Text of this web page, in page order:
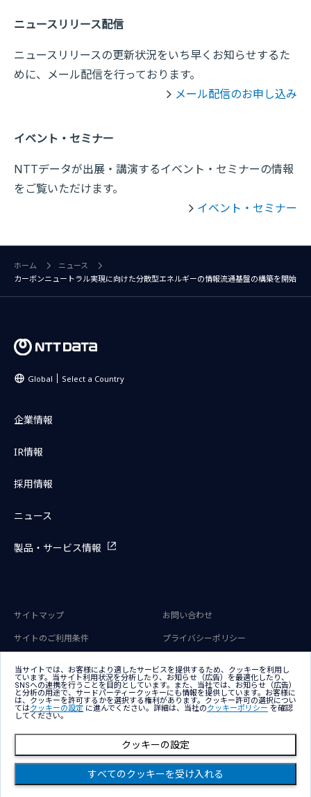
ニュースリリース配信
ニュースリリースの更新状況をいち早くお知らせするた
めに、メール配信を行っております。
メール配信のお申し込み
イベント・セミナー
NTTデータが出展・講演するイベント・セミナーの情報
をご覧いただけます。
イベント・セミナー
ホーム
ニュース
カーボンニュートラル実現に向けた分散型エネルギーの情報流通基盤の構築を開始
Global Select a Country
企業情報
IR情報
採用情報
ニュース
製品・サービス情報
サイトマップ
お問い合わせ
サイトのご利用条件
プライバシーポリシー
クッキー（Cookie）プリファレン
ス
Copyright © NTT DATA Group Corporation
当サイトでは、お客様により適したサービスを提供するため、クッキーを利用し
ています。当サイト利用状況を分析したり、お知らせ（広告）を最適化したり、
SNSへの連携を行うことを目的としています。また、当社では、お知らせ（広告）
と分析の用途で、サードパーティークッキーにも情報を提供しています。お客様に
は、クッキーを許可するかを選択する権利があります。クッキー許可の選択につい
てはクッキーの設定 に進んでください。詳細は、当社のクッキーポリシー を確認
してください。
すべてのクッキーを受け入れる
クッキーの設定